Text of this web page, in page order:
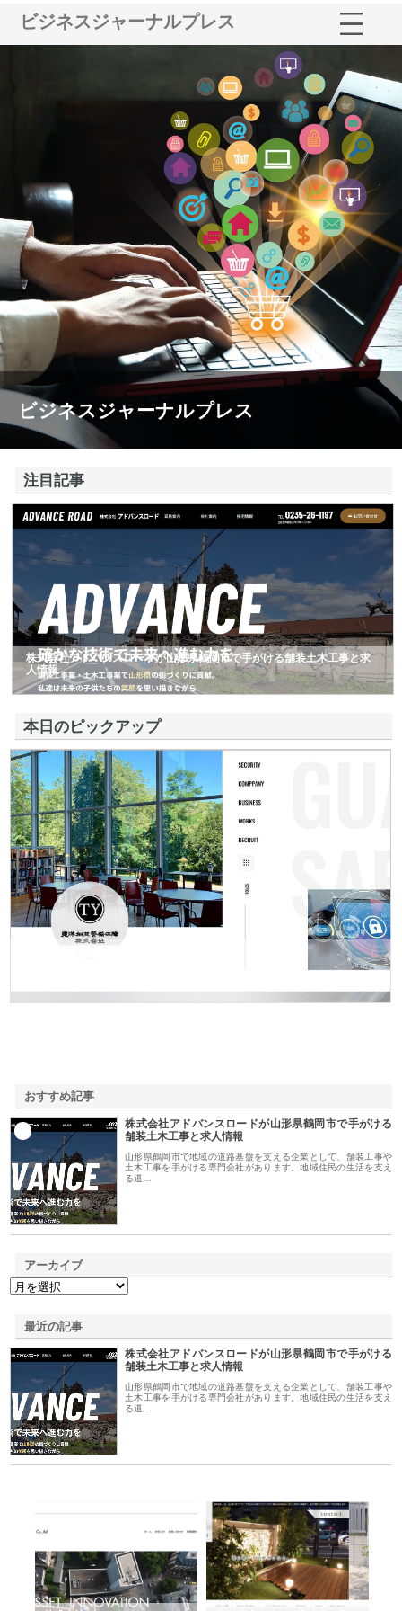
ビジネスジャーナルプレス
ビジネスジャーナルプレス
注目記事
株式会社アドバンスロードが山形県鶴岡市で手がける舗装土木工事と求
人情報
本日のピックアップ
おすすめ記事
株式会社アドバンスロードが山形県鶴岡市で手がける
舗装土木工事と求人情報
山形県鶴岡市で地域の道路基盤を支える企業として、舗装工事や
土木工事を手がける専門会社があります。地域住民の生活を支え
る道…
アーカイブ
最近の記事
株式会社アドバンスロードが山形県鶴岡市で手がける
舗装土木工事と求人情報
山形県鶴岡市で地域の道路基盤を支える企業として、舗装工事や
土木工事を手がける専門会社があります。地域住民の生活を支え
る道…